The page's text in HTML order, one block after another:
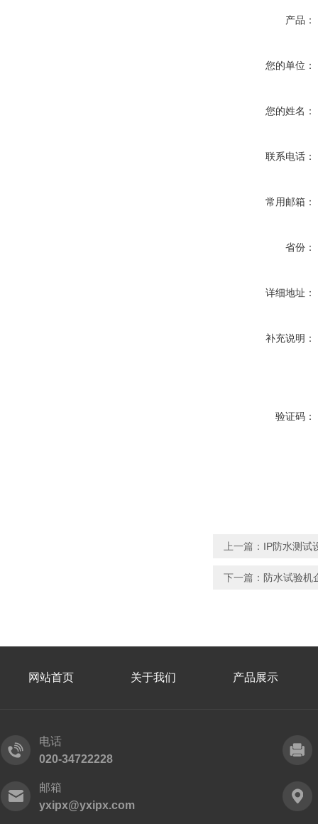
产品：
您的单位：
您的姓名：
联系电话：
常用邮箱：
省份：
详细地址：
补充说明：
验证码：
上一篇： IP防水测试
下一篇： 防水试验机
网站首页 关于我们 产品展示
电话
020-34722228
邮箱
yxipx@yxipx.com